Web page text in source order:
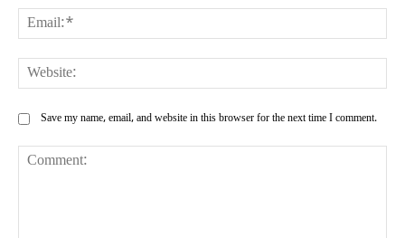
Save my name, email, and website in this browser for the next time I comment.